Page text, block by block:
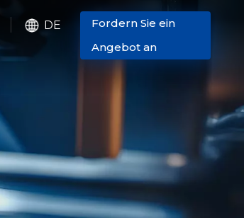
DE
Fordern Sie ein
Angebot an